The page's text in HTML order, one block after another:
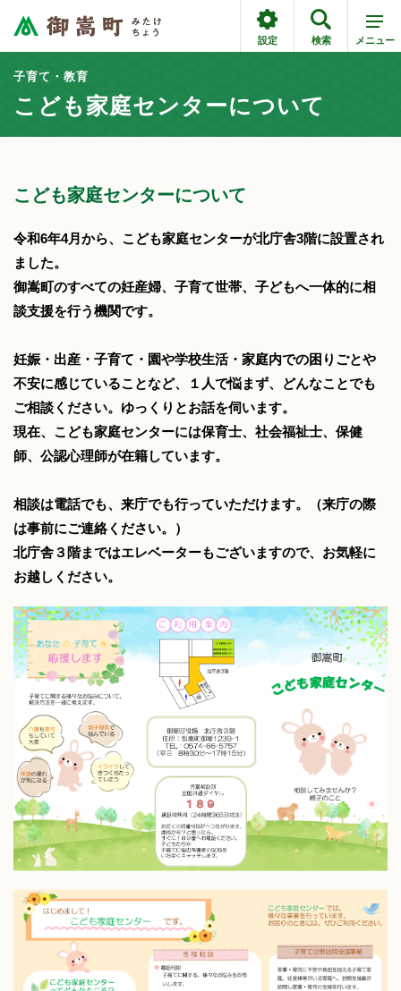
設定 検索 メニュー
子育て・教育
こども家庭センターについて
こども家庭センターについて
令和6年4月から、こども家庭センターが北庁舎3階に設置され
ました。
御嵩町のすべての妊産婦、子育て世帯、子どもへ一体的に相
談支援を行う機関です。
妊娠・出産・子育て・園や学校生活・家庭内での困りごとや
不安に感じていることなど、１人で悩まず、どんなことでも
ご相談ください。ゆっくりとお話を伺います。
現在、こども家庭センターには保育士、社会福祉士、保健
師、公認心理師が在籍しています。
相談は電話でも、来庁でも行っていただけます。（来庁の際
は事前にご連絡ください。）
北庁舎３階まではエレベーターもございますので、お気軽に
お越しください。